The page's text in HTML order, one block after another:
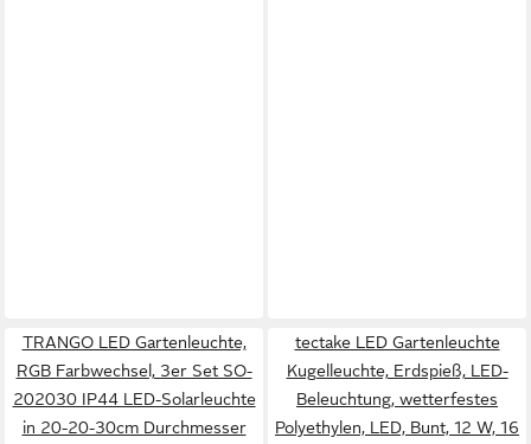
TRANGO LED Gartenleuchte,
RGB Farbwechsel, 3er Set SO-
202030 IP44 LED-Solarleuchte
in 20-20-30cm Durchmesser
tectake LED Gartenleuchte
Kugelleuchte, Erdspieß, LED-
Beleuchtung, wetterfestes
Polyethylen, LED, Bunt, 12 W, 16